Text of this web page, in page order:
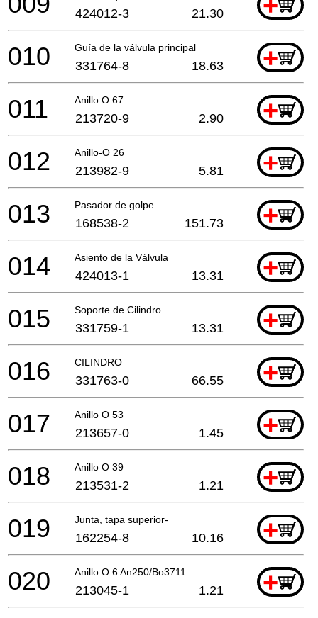
424012-3 21.30
Guía de la válvula principal +
010 331764-8 18.63
Anillo O 67 +
011 213720-9 2.90
Anillo-O 26 +
012 213982-9 5.81
Pasador de golpe +
013 168538-2 151.73
Asiento de la Válvula +
014 424013-1 13.31
Soporte de Cilindro +
015 331759-1 13.31
CILINDRO +
016 331763-0 66.55
Anillo O 53 +
017 213657-0 1.45
Anillo O 39 +
018 213531-2 1.21
Junta, tapa superior- +
019 162254-8 10.16
Anillo O 6 An250/Bo3711 +
020 213045-1 1.21